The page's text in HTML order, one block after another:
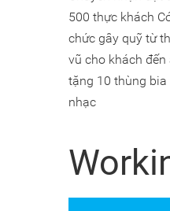
500 thực khách
chức gây quỹ từ
vũ cho khách
tặng 10 thùng
nhạc